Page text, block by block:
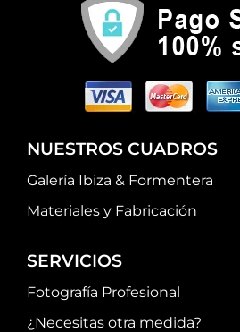
NUESTROS CUADROS
Galería Ibiza & Formentera
Materiales y Fabricación
SERVICIOS
Fotografía Profesional
¿Necesitas otra medida?